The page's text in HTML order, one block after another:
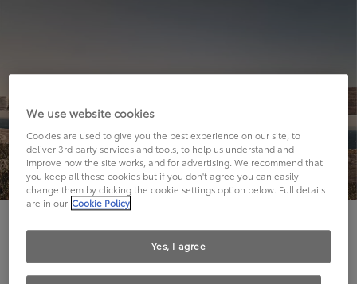
Hier geht's leider nicht weiter.
We use website cookies
Cookies are used to give you the best experience on our site, to
deliver 3rd party services and tools, to help us understand and
improve how the site works, and for advertising. We recommend that
you keep all these cookies but if you don't agree you can easily
change them by clicking the cookie settings option below. Full details
are in our Cookie Policy
Yes, I agree